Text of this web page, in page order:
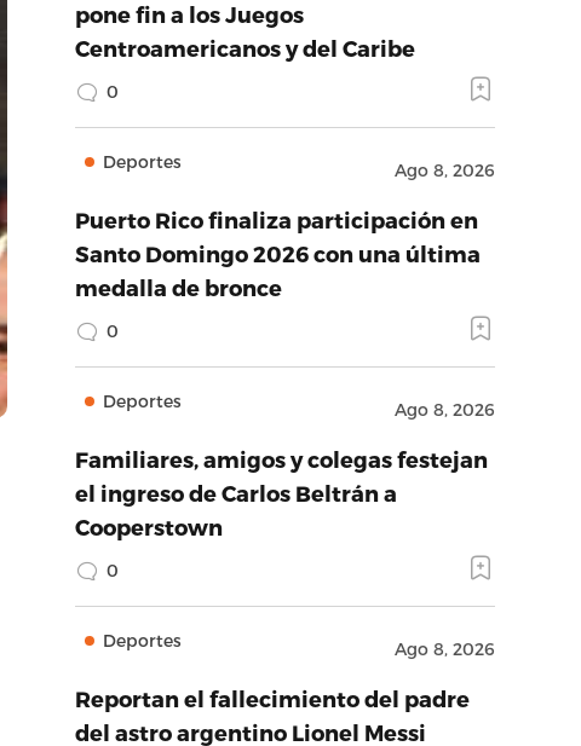
pone fin a los Juegos
Centroamericanos y del Caribe
0
Deportes Ago 8, 2026
Puerto Rico finaliza participación en
Santo Domingo 2026 con una última
medalla de bronce
0
Deportes Ago 8, 2026
Familiares, amigos y colegas festejan
el ingreso de Carlos Beltrán a
Cooperstown
0
Deportes Ago 8, 2026
Reportan el fallecimiento del padre
del astro argentino Lionel Messi